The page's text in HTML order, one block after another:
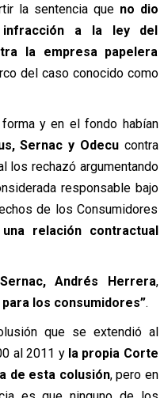
la sentencia que no dio
a la ley del
la empresa papelera
del caso conocido como
y en el fondo habían
Sernac y Odecucontra
los rechazó argumentando
responsable bajo
de los Consumidores
relación contractual
Andrés Herrera,
los consumidores”.
que se extendió al
al 2011 yla propia Corte
de esta colusión, pero en